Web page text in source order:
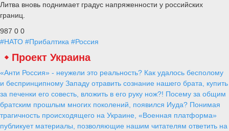
Литва вновь поднимает градус напряженности у российских
границ.
987 0 0
#НАТО #Прибалтика #Россия
Проект Украина
«Анти Россия» - неужели это реальность? Как удалось бесполому
и беспринципному Западу отравить сознание нашего брата, купить
за печенки его совесть, вложить в его руку нож?! Посему за общим
братским прошлым многих поколений, появился Иуда? Понимая
трагичность происходящего на Украине, «Военная платформа»
публикует материалы, позволяющие нашим читателям ответить на